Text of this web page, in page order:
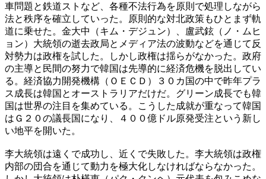
車問題と鉄道ストなど、各種不法行為を原則で処理しながら
法と秩序を確立していった。原則的な対北政策もひとまず軌
道に乗せた。金大中（キム・デジュン）、盧武鉉（ノ・ムヒ
ョン）大統領の逝去政局とメディア法の波動などを通じて反
対勢力は政権を試した。しかし政権は揺らがなかった。政府
の主導と民間の努力で韓国は先導的に経済危機を脱出してい
る。経済協力開発機構（ＯＥＣＤ）３０カ国の中で昨年プラ
ス成長は韓国とオーストラリアだけだ。グリーン成長でも韓
国は世界の注目を集めている。こうした成就が重なって韓国
はＧ２０の議長国になり、４００億ドル原発受注という新し
い地平を開いた。
李大統領は遠くで成功し、近くで失敗した。李大統領は政権
内部の団合を通じて動力を極大化しなければならなかった。